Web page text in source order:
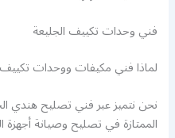
فني وحدات تكييف الجليعة
لماذا فني مكيفات ووحدات
نحن نتميز عبر فني تصليح هندي
الممتازة في تصليح وصيانة أجهزة